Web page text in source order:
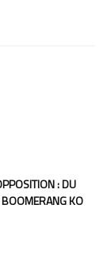
: DU
KO